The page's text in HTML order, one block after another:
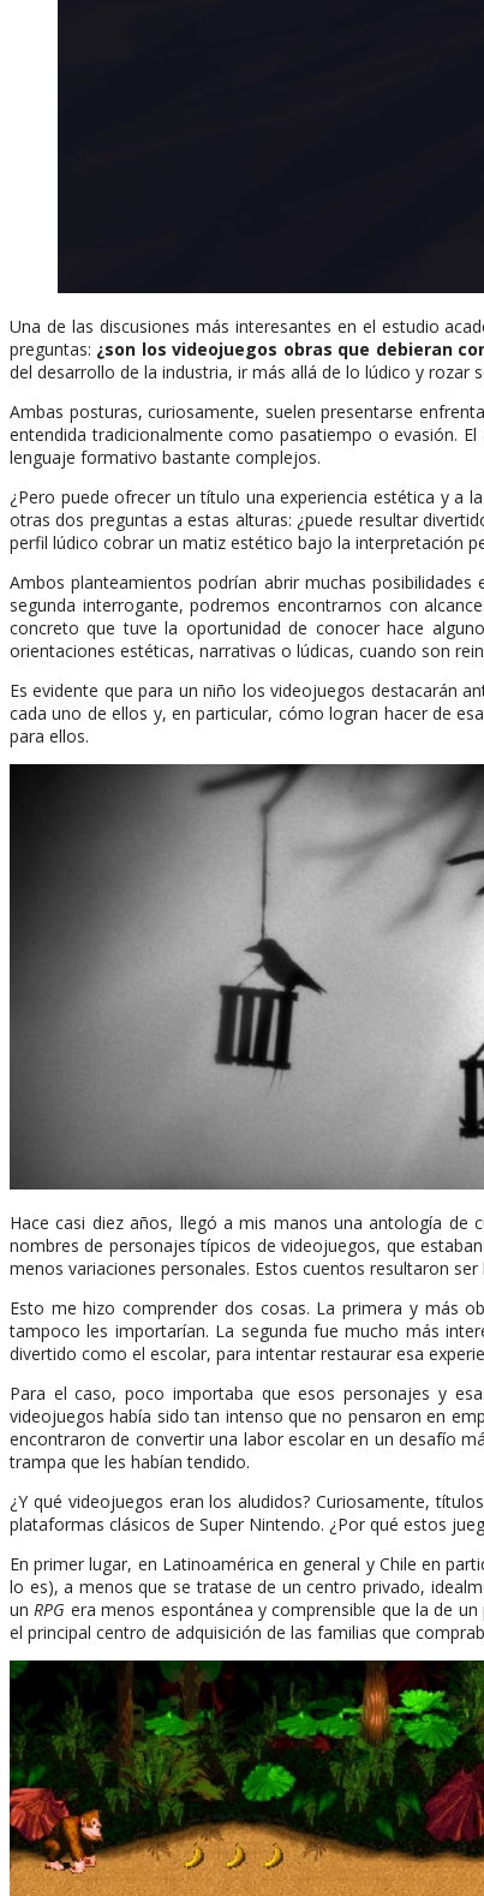
Una de las discusiones más interesantes en el estudio
preguntas: ¿son los videojuegos obras que debieran
del desarrollo de la industria, ir más allá de lo lúdico y rozar
Ambas posturas, curiosamente, suelen presentarse
entendida tradicionalmente como pasatiempo o evasión.
lenguaje formativo bastante complejos.
¿Pero puede ofrecer un título una experiencia estética y a
otras dos preguntas a estas alturas: ¿puede resultar
perfil lúdico cobrar un matiz estético bajo la interpretación
Ambos planteamientos podrían abrir muchas
segunda interrogante, podremos encontrarnos con
concreto que tuve la oportunidad de conocer hace
orientaciones estéticas, narrativas o lúdicas, cuando son
Es evidente que para un niño los videojuegos destacarán
cada uno de ellos y, en particular, cómo logran hacer de
para ellos.
Hace casi diez años, llegó a mis manos una antología de
nombres de personajes típicos de videojuegos, que
menos variaciones personales. Estos cuentos resultaron
Esto me hizo comprender dos cosas. La primera y más
tampoco les importarían. La segunda fue mucho más
divertido como el escolar, para intentar restaurar esa
Para el caso, poco importaba que esos personajes y
videojuegos había sido tan intenso que no pensaron en
encontraron de convertir una labor escolar en un desafío
trampa que les habían tendido.
¿Y qué videojuegos eran los aludidos? Curiosamente,
plataformas clásicos de Super Nintendo. ¿Por qué estos
En primer lugar, en Latinoamérica en general y Chile en
lo es), a menos que se tratase de un centro privado,
un RPG era menos espontánea y comprensible que la de
el principal centro de adquisición de las familias que